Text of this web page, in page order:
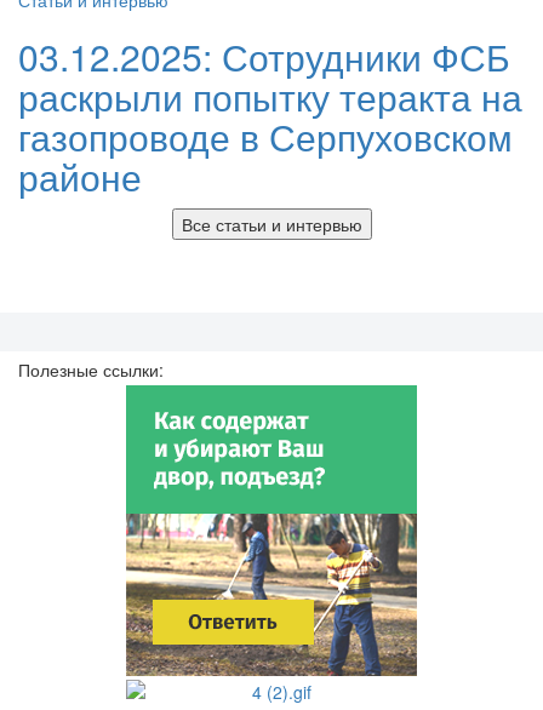
03.12.2025: Сотрудники ФСБ
раскрыли попытку теракта на
газопроводе в Серпуховском
районе
Все статьи и интервью
Полезные ссылки: